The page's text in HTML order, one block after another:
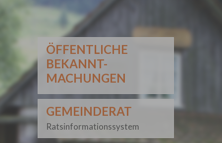
ÖFFENTLICHE
BEKANNT-
MACHUNGEN
GEMEINDERAT
Ratsinformationssystem